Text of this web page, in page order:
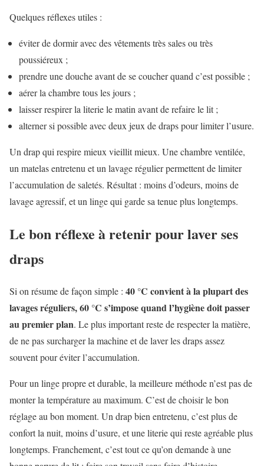
Quelques réflexes utiles :
éviter de dormir avec des vêtements très sales ou très
poussiéreux ;
prendre une douche avant de se coucher quand c’est possible ;
aérer la chambre tous les jours ;
laisser respirer la literie le matin avant de refaire le lit ;
alterner si possible avec deux jeux de draps pour limiter l’usure.
Un drap qui respire mieux vieillit mieux. Une chambre ventilée,
un matelas entretenu et un lavage régulier permettent de limiter
l’accumulation de saletés. Résultat : moins d’odeurs, moins de
lavage agressif, et un linge qui garde sa tenue plus longtemps.
Le bon réflexe à retenir pour laver ses
draps
Si on résume de façon simple : 40 °C convient à la plupart des
lavages réguliers, 60 °C s’impose quand l’hygiène doit passer
au premier plan. Le plus important reste de respecter la matière,
de ne pas surcharger la machine et de laver les draps assez
souvent pour éviter l’accumulation.
Pour un linge propre et durable, la meilleure méthode n’est pas de
monter la température au maximum. C’est de choisir le bon
réglage au bon moment. Un drap bien entretenu, c’est plus de
confort la nuit, moins d’usure, et une literie qui reste agréable plus
longtemps. Franchement, c’est tout ce qu’on demande à une